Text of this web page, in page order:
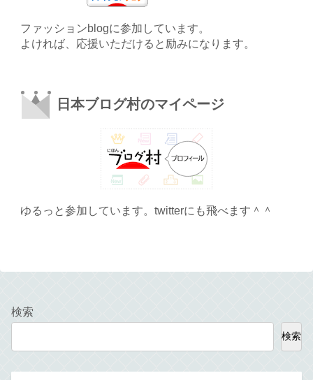
ファッションblogに参加しています。
よければ、応援いただけると励みになります。
日本ブログ村のマイページ
ゆるっと参加しています。twitterにも飛べます＾＾
検索
検索